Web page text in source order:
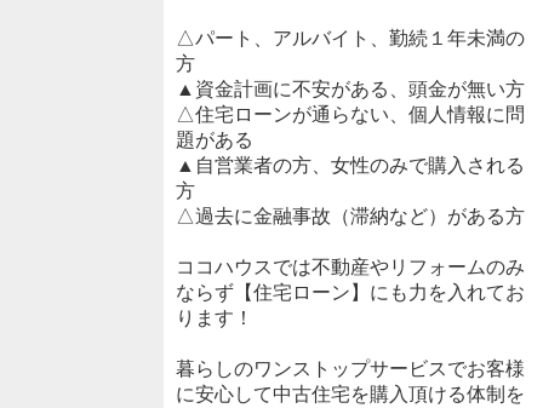
△パート、アルバイト、勤続１年未満の
方
▲資金計画に不安がある、頭金が無い方
△住宅ローンが通らない、個人情報に問
題がある
▲自営業者の方、女性のみで購入される
方
△過去に金融事故（滞納など）がある方
ココハウスでは不動産やリフォームのみ
ならず【住宅ローン】にも力を入れてお
ります！
暮らしのワンストップサービスでお客様
に安心して中古住宅を購入頂ける体制を